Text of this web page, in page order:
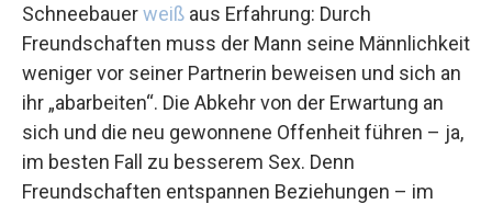
Schneebauerweiß aus Erfahrung: Durch
Freundschaften muss der Mann seine Männlichkeit
weniger vor seiner Partnerin beweisen und sich an
ihr „abarbeiten“. Die Abkehr von der Erwartung an
sich und die neu gewonnene Offenheit führen – ja,
im besten Fall zu besserem Sex. Denn
Freundschaften entspannen Beziehungen – im